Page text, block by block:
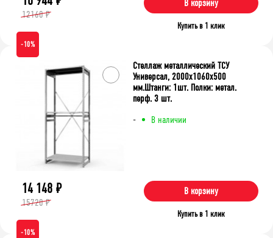
12160 ₽
В корзину
Купить в 1 клик
-10%
- В наличии
Стеллаж металлический ТСУ
Универсал, 2000x1060x500
мм.Штанги: 1шт. Полки: метал.
перф. 3 шт.
14 148 ₽
15720 ₽
В корзину
Купить в 1 клик
-10%